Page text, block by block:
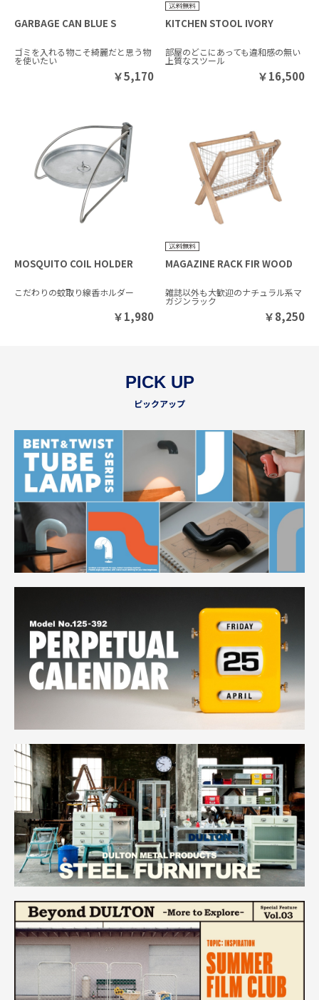
GARBAGE CAN BLUE S
ゴミを入れる物こそ綺麗だと思う物
を使いたい
￥5,170
KITCHEN STOOL IVORY
部屋のどこにあっても違和感の無い
上質なスツール
￥16,500
MOSQUITO COIL HOLDER
こだわりの蚊取り線香ホルダー
￥1,980
MAGAZINE RACK FIR WOOD
雑誌以外も大歓迎のナチュラル系マ
ガジンラック
￥8,250
PICK UP
ピックアップ